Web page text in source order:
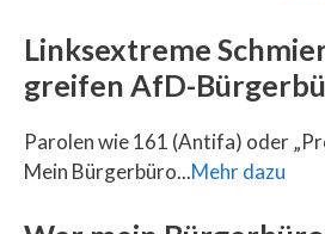
Linksextreme
greifen AfD-
Parolen wie 161 (Antifa) oder
Mein Bürgerbüro...Mehr dazu